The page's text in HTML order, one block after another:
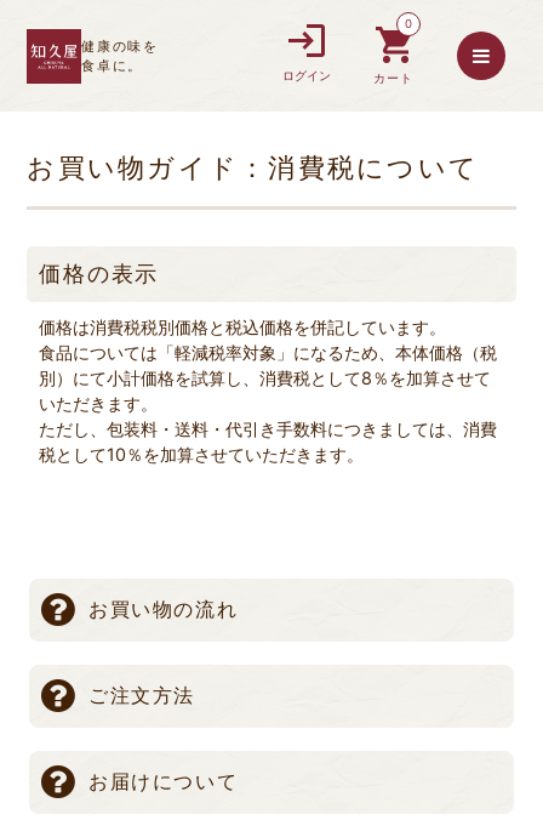
健康の味を
食卓に。
ログイン
0
カート
お買い物ガイド：消費税について
価格の表示
価格は消費税税別価格と税込価格を併記しています。
食品については「軽減税率対象」になるため、本体価格（税
別）にて小計価格を試算し、消費税として8％を加算させて
いただきます。
ただし、包装料・送料・代引き手数料につきましては、消費
税として10％を加算させていただきます。
お買い物の流れ
ご注文方法
お届けについて